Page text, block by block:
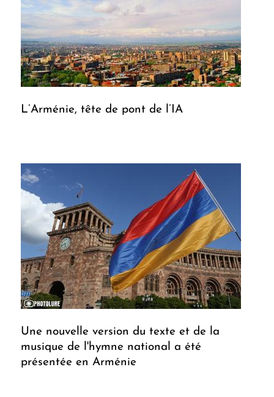
L’Arménie, tête de pont de l’IA
Une nouvelle version du texte et de la
musique de l'hymne national a été
présentée en Arménie